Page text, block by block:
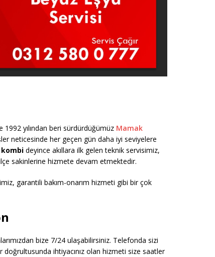
yılından beri sürdürdüğümüz Mamak
neticesinde her geçen gün daha iyi seviyelere
kombi deyince akıllara ilk gelen teknik servisimiz,
sakinlerine hizmete devam etmektedir.
garantili bakım-onarım hizmeti gibi bir çok
bize 7/24 ulaşabilirsiniz. Telefonda sizi
doğrultusunda ihtiyacınız olan hizmeti size saatler